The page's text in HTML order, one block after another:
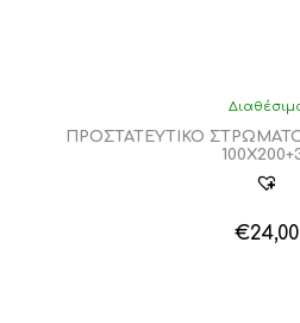
ΠΡΟΣΤΑΤΕΥΤΙΚΟ
€24,00